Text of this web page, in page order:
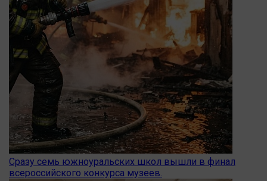
Сразу семь южноуральских школ вышли в финал
всероссийского конкурса музеев.